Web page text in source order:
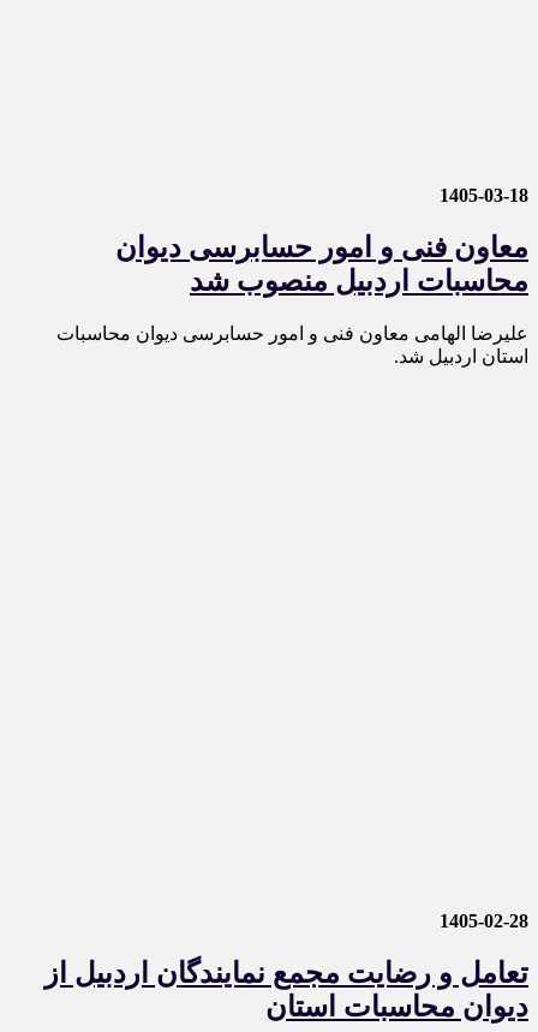
1405-03-18
معاون فنی و امور حسابرسی دیوان
محاسبات اردبیل منصوب شد
علیرضا الهامی معاون فنی و امور حسابرسی دیوان محاسبات
استان اردبیل شد.
1405-02-28
تعامل و رضایت مجمع نمایندگان اردبیل از
دیوان محاسبات استان